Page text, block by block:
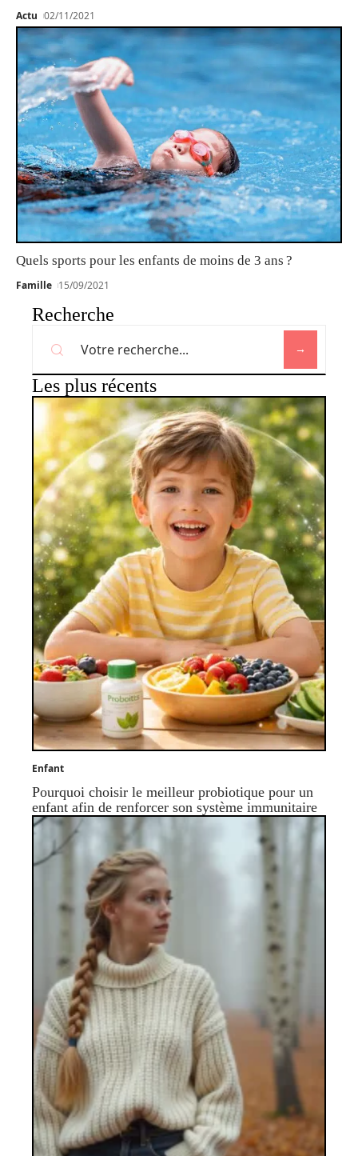
Actu 02/11/2021
Quels sports pour les enfants de moins de 3 ans ?
Famille 15/09/2021
Recherche
Les plus récents
Enfant
Pourquoi choisir le meilleur probiotique pour un
enfant afin de renforcer son système immunitaire